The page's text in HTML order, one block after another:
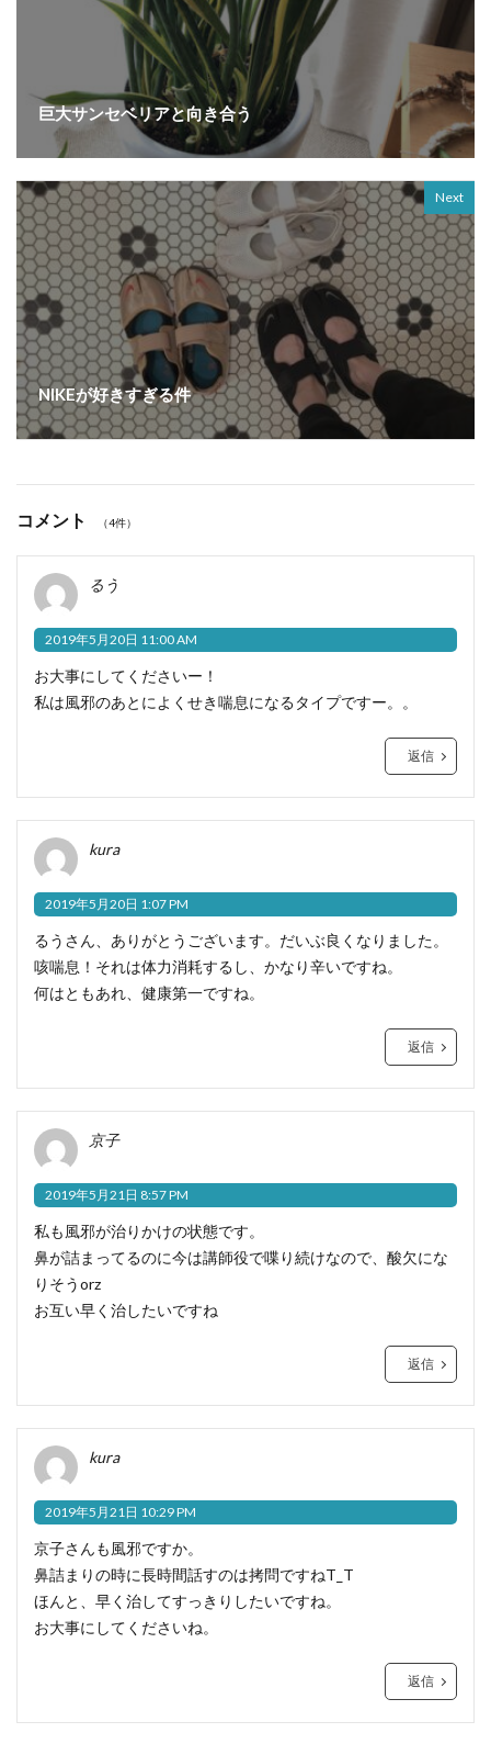
巨大サンセベリアと向き合う
Next
NIKEが好きすぎる件
コメント （4件）
るう
2019年5月20日 11:00 AM
お大事にしてくださいー！
私は風邪のあとによくせき喘息になるタイプですー。。
返信
kura
2019年5月20日 1:07 PM
るうさん、ありがとうございます。だいぶ良くなりました。
咳喘息！それは体力消耗するし、かなり辛いですね。
何はともあれ、健康第一ですね。
返信
京子
2019年5月21日 8:57 PM
私も風邪が治りかけの状態です。
鼻が詰まってるのに今は講師役で喋り続けなので、酸欠にな
りそうorz
お互い早く治したいですね
返信
kura
2019年5月21日 10:29 PM
京子さんも風邪ですか。
鼻詰まりの時に長時間話すのは拷問ですねT_T
ほんと、早く治してすっきりしたいですね。
お大事にしてくださいね。
返信